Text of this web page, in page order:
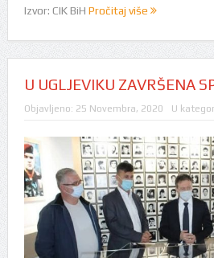
Izvor: CIK BiH Pročitaj više
U UGLJEVIKU ZAVRŠENA
Objavljeno: 25 Novembra, 2020 U